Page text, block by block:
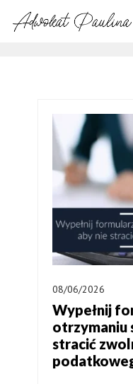
08/06/2026
Wypełnij
otrzymaniu
stracić